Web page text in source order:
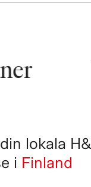
lokala
i Finland